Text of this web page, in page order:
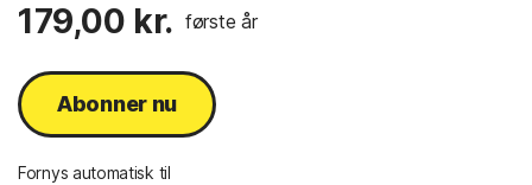
179,00 kr. første år
Abonner nu
Fornys automatisk til